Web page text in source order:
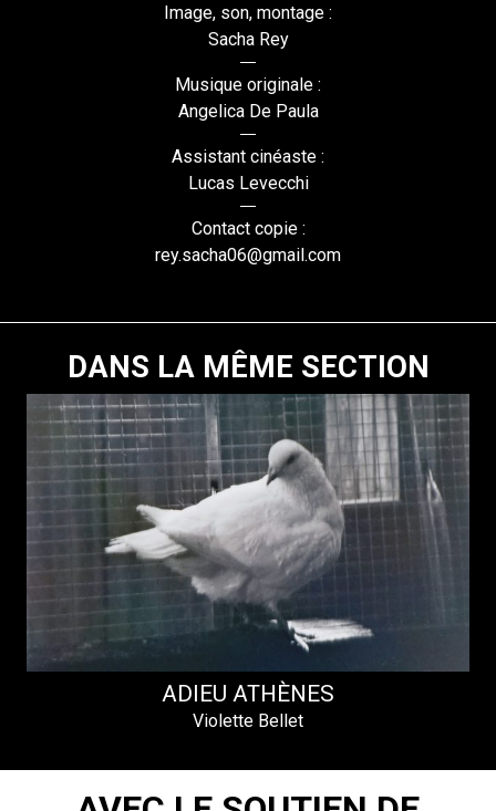
Image, son, montage :
Sacha Rey
Musique originale :
Angelica De Paula
Assistant cinéaste :
Lucas Levecchi
Contact copie :
rey.sacha06@gmail.com
DANS LA MÊME SECTION
ADIEU ATHÈNES
Violette Bellet